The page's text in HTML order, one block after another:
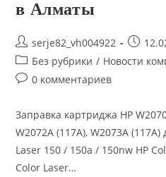
в Алматы
Post
author:
serje82_vh004922
Запись
Post
category:
Без рубрики / Новости
Post0 комментариев
Заправка картриджа HP
W2072A (117A), W2073A
Laser 150 / 150a / 150nw HP
Color Laser…